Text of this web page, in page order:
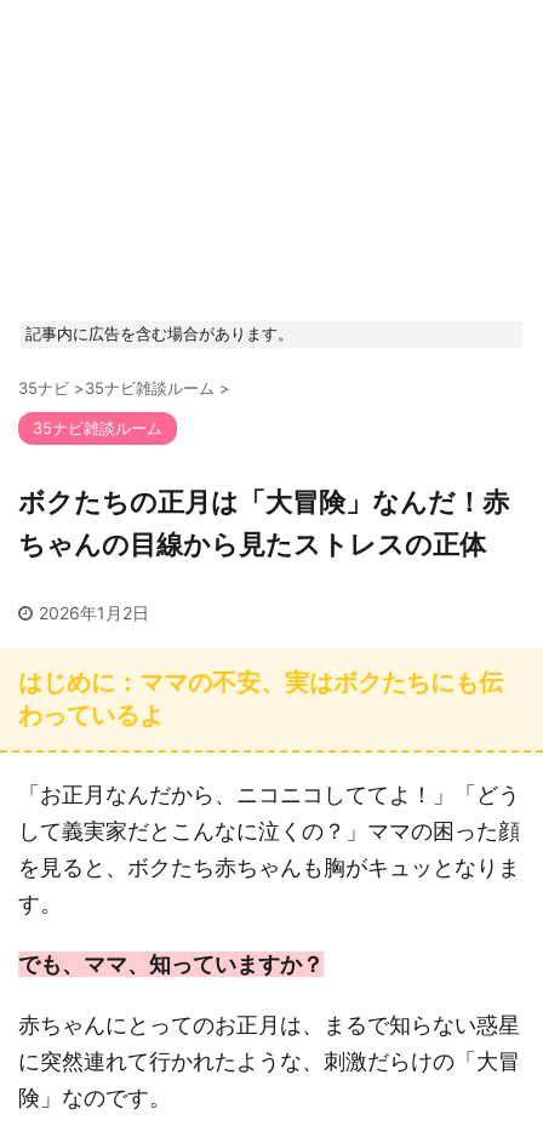
記事内に広告を含む場合があります。
35ナビ >35ナビ雑談ルーム >
35ナビ雑談ルーム
ボクたちの正月は「大冒険」なんだ！赤
ちゃんの目線から見たストレスの正体
2026年1月2日
はじめに：ママの不安、実はボクたちにも伝
わっているよ
「お正月なんだから、ニコニコしててよ！」「どう
して義実家だとこんなに泣くの？」ママの困った顔
を見ると、ボクたち赤ちゃんも胸がキュッとなりま
す。
でも、ママ、知っていますか？
赤ちゃんにとってのお正月は、まるで知らない惑星
に突然連れて行かれたような、刺激だらけの「大冒
険」なのです。